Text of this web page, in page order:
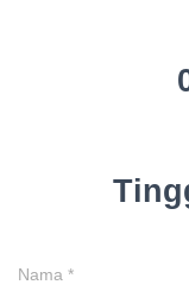
Nama *